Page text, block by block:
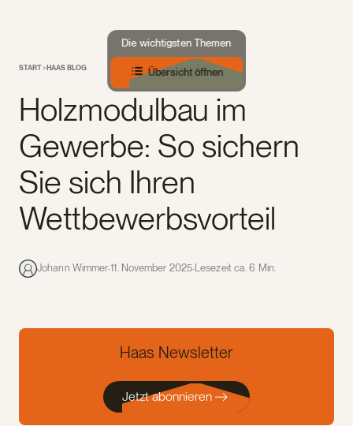
START>HAAS BLOG
Die wichtigsten Themen
Übersicht öffnen
Holzmodulbau im
Gewerbe: So sichern
Sie sich Ihren
Wettbewerbsvorteil
Johann Wimmer·11. November 2025· Lesezeit ca. 6 Min.
Haas Newsletter
Jetzt abonnieren